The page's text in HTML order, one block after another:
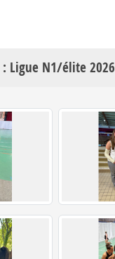
: Ligue N1/élite 2026